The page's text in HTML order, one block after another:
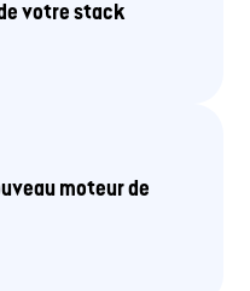
votre stack
moteur de